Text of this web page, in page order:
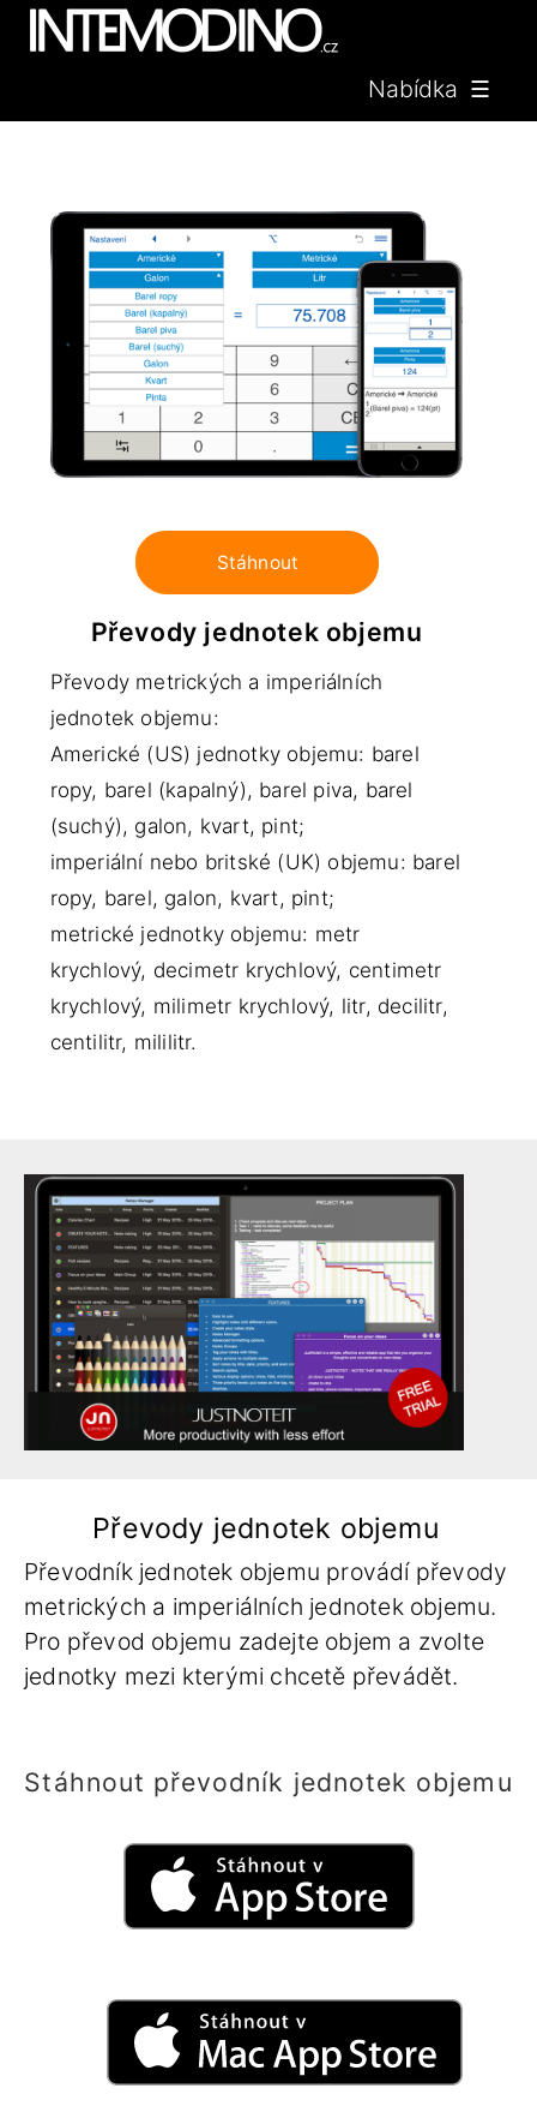
Nabídka ☰
Stáhnout
Převody jednotek objemu
Převody metrických a imperiálních
jednotek objemu:
Americké (US) jednotky objemu: barel
ropy, barel (kapalný), barel piva, barel
(suchý), galon, kvart, pint;
imperiální nebo britské (UK) objemu: barel
ropy, barel, galon, kvart, pint;
metrické jednotky objemu: metr
krychlový, decimetr krychlový, centimetr
krychlový, milimetr krychlový, litr, decilitr,
centilitr, mililitr.
Převody jednotek objemu
Převodník jednotek objemu provádí převody
metrických a imperiálních jednotek objemu.
Pro převod objemu zadejte objem a zvolte
jednotky mezi kterými chcetě převádět.
Stáhnout převodník jednotek objemu